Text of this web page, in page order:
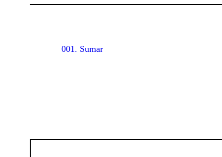
001. Sumar